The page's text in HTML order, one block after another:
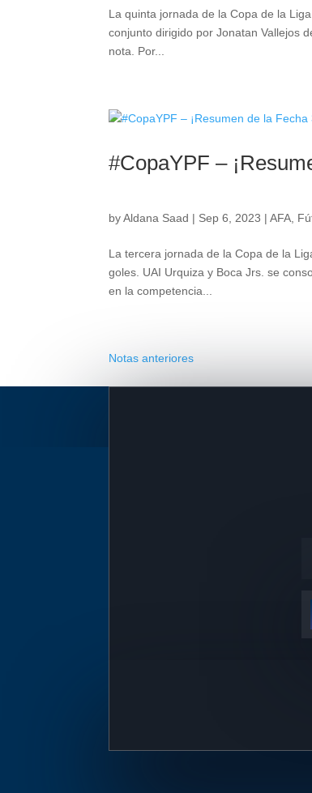
La quinta jornada de la Copa de la
conjunto dirigido por Jonatan Vallejos
nota. Por...
#CopaYPF –
byAldana Saad | Sep 6, 2023 |AFA
La tercera jornada de la Copa de la
goles. UAI Urquiza y Boca Jrs. se
en la competencia...
Notas anteriores